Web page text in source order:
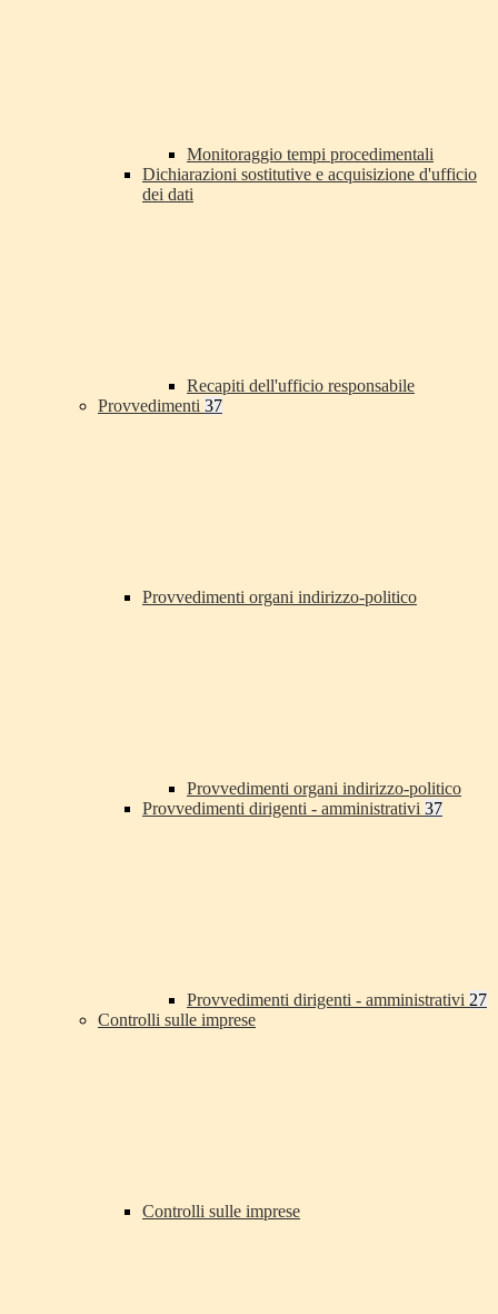
Monitoraggio tempi procedimentali
Dichiarazioni sostitutive e acquisizione d'ufficio
dei dati
Recapiti dell'ufficio responsabile
Provvedimenti 37
Provvedimenti organi indirizzo-politico
Provvedimenti organi indirizzo-politico
Provvedimenti dirigenti - amministrativi 37
Provvedimenti dirigenti - amministrativi 27
Controlli sulle imprese
Controlli sulle imprese